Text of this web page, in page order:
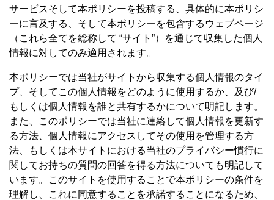
サービスそして本ポリシーを投稿する、具体的に本ポリシ
ーに言及する、そして本ポリシーを包含するウェブページ
（これら全てを総称して “サイト”）を通じて収集した個人
情報に対してのみ適用されます。
本ポリシーでは当社がサイトから収集する個人情報のタイ
プ、そしてこの個人情報をどのように使用するか、及び/
もしくは個人情報を誰と共有するかについて明記します。
また、このポリシーでは当社に連絡して個人情報を更新す
る方法、個人情報にアクセスしてその使用を管理する方
法、もしくは本サイトにおける当社のプライバシー慣行に
関してお持ちの質問の回答を得る方法についても明記して
います。このサイトを使用することで本ポリシーの条件を
理解し、これに同意することを承諾することになるため、